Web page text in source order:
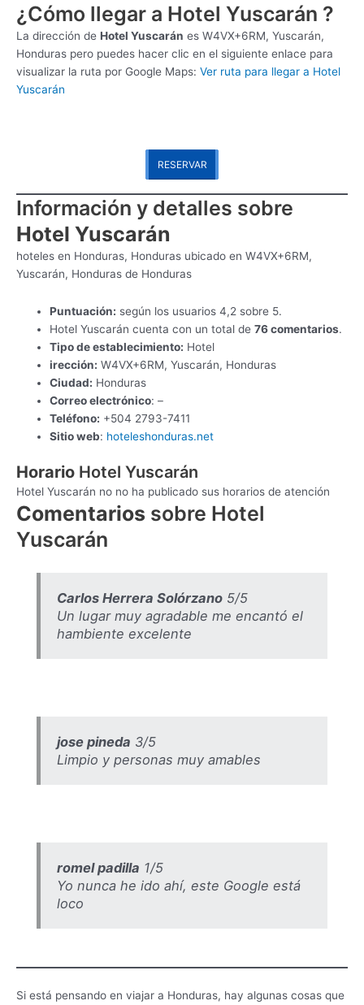
¿Cómo llegar a Hotel Yuscarán ?
La dirección de Hotel Yuscarán es W4VX+6RM, Yuscarán,
Honduras pero puedes hacer clic en el siguiente enlace para
visualizar la ruta por Google Maps: Ver ruta para llegar a Hotel
Yuscarán
RESERVAR
Información y detalles sobre
Hotel Yuscarán
hoteles en Honduras, Honduras ubicado en W4VX+6RM,
Yuscarán, Honduras de Honduras
Puntuación: según los usuarios 4,2 sobre 5.
Hotel Yuscarán cuenta con un total de76 comentarios.
Tipo de establecimiento: Hotel
irección: W4VX+6RM, Yuscarán, Honduras
Ciudad: Honduras
Correo electrónico: –
Teléfono: +504 2793-7411
Sitio web: hoteleshonduras.net
Horario Hotel Yuscarán
Hotel Yuscarán no no ha publicado sus horarios de atención
Comentarios sobre Hotel
Yuscarán
Carlos Herrera Solórzano5/5
Un lugar muy agradable me encantó el
hambiente excelente
jose pineda 3/5
Limpio y personas muy amables
romel padilla 1/5
Yo nunca he ido ahí, este Google está
loco
Si está pensando en viajar a Honduras, hay algunas cosas que